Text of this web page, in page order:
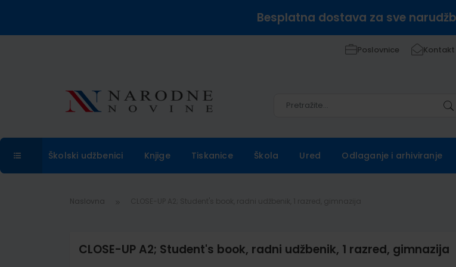
Besplatna dostava za sve
Poslovnice Kontakt
Školski udžbenici Knjige Tiskanice Škola Ured Odlaganje i arhiviranje
Naslovna
CLOSE-UP A2; Student's book, radni udžbenik, 1 razred, gimnazija